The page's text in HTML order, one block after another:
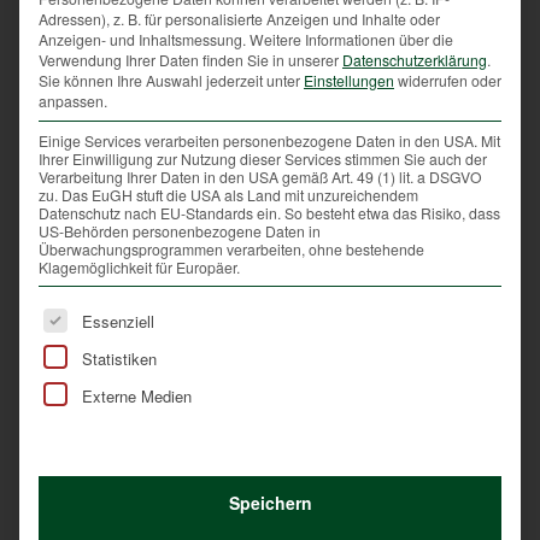
Den Kindern Wald und Wild näher bringen
Viele Jägerschaften in Oberösterreich bieten jährlich
in den Sommerferien für Kinder aller Altersstufen
einen Reviergang an. Am Treffpunkt werden die
Kinder oft durch Jagdhornbläser musikalisch begrüßt.
Anschließend folgen kurze Erklärungen zum
allgemeinen Verhalten in Wald und Flur, um endlich
„lospirschen“ zu können. An unterschiedlichsten
Stationen werden spielerisch, anschaulich und
verständlich viele Themen und Fragen rund um die
eigentlich ein Jäger? Wer darf überhaupt jagen?
Welche Tiere leben bei uns in Wald und Flur? Welche
Adressen), z. B. für personalisierte Anzeigen und Inhalte oder
Anzeigen- und Inhaltsmessung. Weitere Informationen über die
Verwendung Ihrer Daten finden Sie in unserer Datenschutzerklärung.
Sie können Ihre Auswahl jederzeit unter Einstellungen widerrufen oder
anpassen.
Einige Services verarbeiten personenbezogene Daten in den USA. Mit
Ihrer Einwilligung zur Nutzung dieser Services stimmen Sie auch der
Verarbeitung Ihrer Daten in den USA gemäß Art. 49 (1) lit. a DSGVO
zu. Das EuGH stuft die USA als Land mit unzureichendem
Datenschutz nach EU-Standards ein. So besteht etwa das Risiko, dass
US-Behörden personenbezogene Daten in
Überwachungsprogrammen verarbeiten, ohne bestehende
Klagemöglichkeit für Europäer.
Es folgt eine Liste der Service-Gruppen, für die eine
Essenziell
Statistiken
Externe Medien
Speichern